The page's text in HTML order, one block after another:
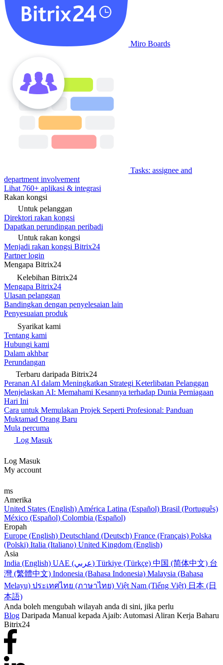
Miro Boards
Tasks: assignee and
department involvement
Lihat 760+ aplikasi & integrasi
Rakan kongsi
Untuk pelanggan
Direktori rakan kongsi
Dapatkan perundingan peribadi
Untuk rakan kongsi
Menjadi rakan kongsi Bitrix24
Partner login
Mengapa Bitrix24
Kelebihan Bitrix24
Mengapa Bitrix24
Ulasan pelanggan
Bandingkan dengan penyelesaian lain
Penyesuaian produk
Syarikat kami
Tentang kami
Hubungi kami
Dalam akhbar
Perundangan
Terbaru daripada Bitrix24
Peranan AI dalam Meningkatkan Strategi Keterlibatan Pelanggan
Menjelaskan AI: Memahami Kesannya terhadap Dunia Perniagaan
Hari Ini
Cara untuk Memulakan Projek Seperti Profesional: Panduan
Muktamad Orang Baru
Mula percuma
Log Masuk
Log Masuk
My account
ms
Amerika
United States (English) América Latina (Español) Brasil (Português)
México (Español) Colombia (Español)
Eropah
Europe (English) Deutschland (Deutsch) France (Français) Polska
(Polski) Italia (Italiano) United Kingdom (English)
Asia
India (English)
UAE (عربي) Türkiye (Türkçe) 中国 (简体中文) 台
灣 (繁體中文) Indonesia (Bahasa Indonesia) Malaysia (Bahasa
Melayu) ประเทศไทย (ภาษาไทย) Việt Nam (Tiếng Việt) 日本 (日
本語)
Anda boleh mengubah wilayah anda di sini, jika perlu
Blog Daripada Manual kepada Ajaib: Automasi Aliran Kerja Baharu
Bitrix24